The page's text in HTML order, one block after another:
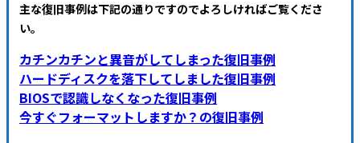
主な復旧事例は下記の通りですのでよろしければご覧くださ
い。
カチンカチンと異音がしてしまった復旧事例
ハードディスクを落下してしました復旧事例
BIOSで認識しなくなった復旧事例
今すぐフォーマットしますか？の復旧事例